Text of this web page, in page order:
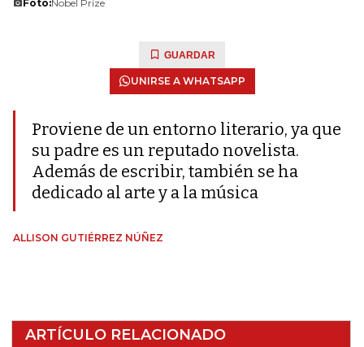
Foto:Nobel Prize
GUARDAR
UNIRSE A WHATSAPP
Proviene de un entorno literario, ya que
su padre es un reputado novelista.
Además de escribir, también se ha
dedicado al arte y a la música
ALLISON GUTIÉRREZ NÚÑEZ
ARTÍCULO RELACIONADO